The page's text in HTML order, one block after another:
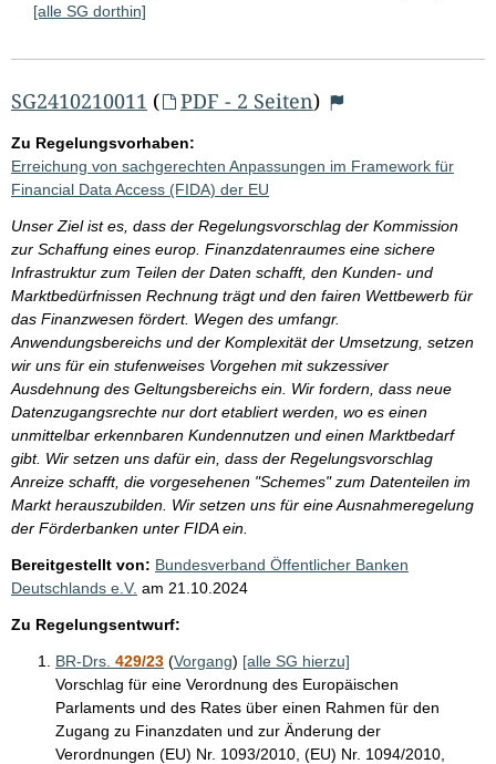
[alle SG dorthin]
SG2410210011 ( PDF - 2 Seiten)
Zu Regelungsvorhaben:
Erreichung von sachgerechten Anpassungen im Framework für
Financial Data Access (FIDA) der EU
Unser Ziel ist es, dass der Regelungsvorschlag der Kommission
zur Schaffung eines europ. Finanzdatenraumes eine sichere
Infrastruktur zum Teilen der Daten schafft, den Kunden- und
Marktbedürfnissen Rechnung trägt und den fairen Wettbewerb für
das Finanzwesen fördert. Wegen des umfangr.
Anwendungsbereichs und der Komplexität der Umsetzung, setzen
wir uns für ein stufenweises Vorgehen mit sukzessiver
Ausdehnung des Geltungsbereichs ein. Wir fordern, dass neue
Datenzugangsrechte nur dort etabliert werden, wo es einen
unmittelbar erkennbaren Kundennutzen und einen Marktbedarf
gibt. Wir setzen uns dafür ein, dass der Regelungsvorschlag
Anreize schafft, die vorgesehenen "Schemes" zum Datenteilen im
Markt herauszubilden. Wir setzen uns für eine Ausnahmeregelung
der Förderbanken unter FIDA ein.
Bereitgestellt von: Bundesverband Öffentlicher Banken
Deutschlands e.V. am 21.10.2024
Zu Regelungsentwurf:
BR-Drs. 429/23 (Vorgang) [alle SG hierzu]
Vorschlag für eine Verordnung des Europäischen
Parlaments und des Rates über einen Rahmen für den
Zugang zu Finanzdaten und zur Änderung der
Verordnungen (EU) Nr. 1093/2010, (EU) Nr. 1094/2010,